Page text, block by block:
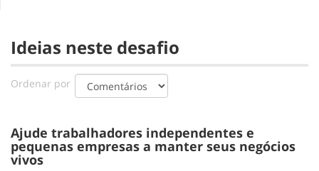
Ideias neste desafio
Ordenar por
Ajude trabalhadores independentes e
pequenas empresas a manter seus negócios
vivos